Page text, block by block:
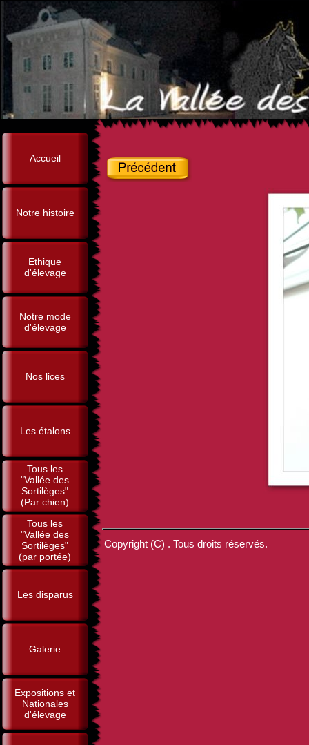
Accueil
Notre histoire
Ethique
d'élevage
Notre mode
d'élevage
Nos lices
Les étalons
Tous les
"Vallée des
Sortilèges"
(Par chien)
Tous les
"Vallée des
Sortilèges"
(par portée)
Les disparus
Galerie
Expositions et
Nationales
d'élevage
Copyright (C) . Tous droits réservés.